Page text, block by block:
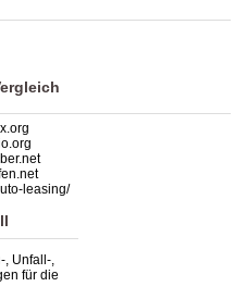
| Staumelder L3070 ,4.0out of5
leasing/
, Unfall-,
für die